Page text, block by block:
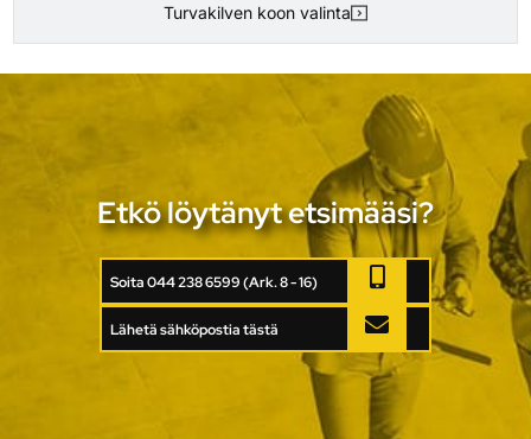
Turvakilven koon valinta
Etkö löytänyt etsimääsi?
Soita 044 238 6599 (Ark. 8 - 16)
Lähetä sähköpostia tästä